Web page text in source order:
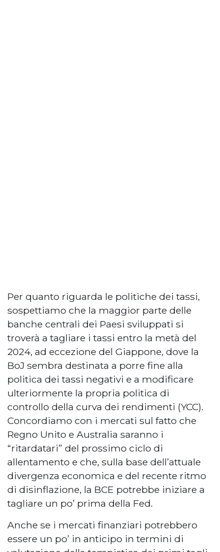
Per quanto riguarda le politiche dei tassi,
sospettiamo che la maggior parte delle
banche centrali dei Paesi sviluppati si
troverà a tagliare i tassi entro la metà del
2024, ad eccezione del Giappone, dove la
BoJ sembra destinata a porre fine alla
politica dei tassi negativi e a modificare
ulteriormente la propria politica di
controllo della curva dei rendimenti (YCC).
Concordiamo con i mercati sul fatto che
Regno Unito e Australia saranno i
“ritardatari” del prossimo ciclo di
allentamento e che, sulla base dell’attuale
divergenza economica e del recente ritmo
di disinflazione, la BCE potrebbe iniziare a
tagliare un po’ prima della Fed.
Anche se i mercati finanziari potrebbero
essere un po’ in anticipo in termini di